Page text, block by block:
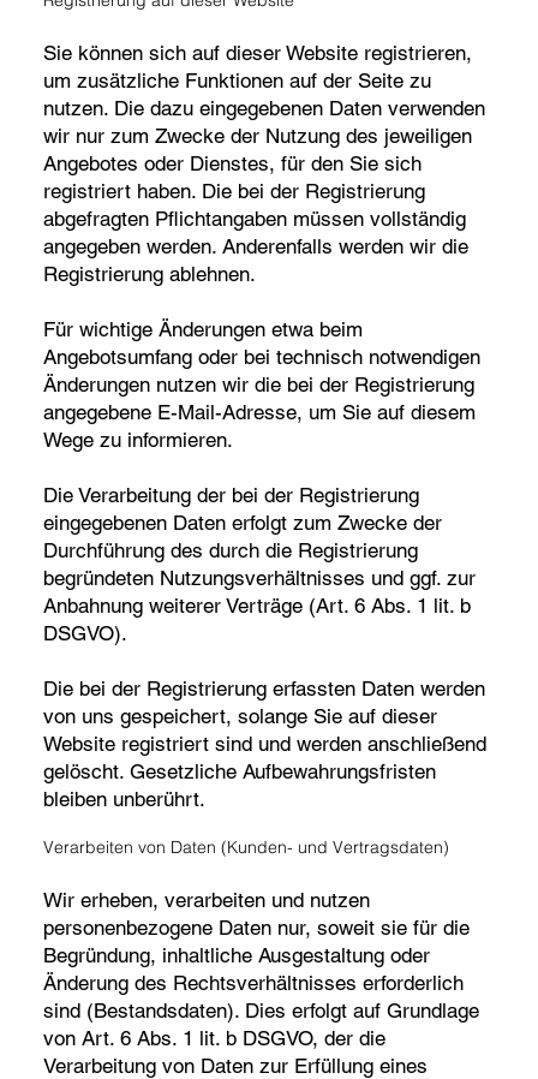
Sie können sich auf dieser Website registrieren,
um zusätzliche Funktionen auf der Seite zu
nutzen. Die dazu eingegebenen Daten verwenden
wir nur zum Zwecke der Nutzung des jeweiligen
Angebotes oder Dienstes, für den Sie sich
registriert haben. Die bei der Registrierung
abgefragten Pflichtangaben müssen vollständig
angegeben werden. Anderenfalls werden wir die
Registrierung ablehnen.
Für wichtige Änderungen etwa beim
Angebotsumfang oder bei technisch notwendigen
Änderungen nutzen wir die bei der Registrierung
angegebene E-Mail-Adresse, um Sie auf diesem
Wege zu informieren.
Die Verarbeitung der bei der Registrierung
eingegebenen Daten erfolgt zum Zwecke der
Durchführung des durch die Registrierung
begründeten Nutzungsverhältnisses und ggf. zur
Anbahnung weiterer Verträge (Art. 6 Abs. 1 lit. b
DSGVO).
Die bei der Registrierung erfassten Daten werden
von uns gespeichert, solange Sie auf dieser
Website registriert sind und werden anschließend
gelöscht. Gesetzliche Aufbewahrungsfristen
bleiben unberührt.
Verarbeiten von Daten (Kunden- und Vertragsdaten)
Wir erheben, verarbeiten und nutzen
personenbezogene Daten nur, soweit sie für die
Begründung, inhaltliche Ausgestaltung oder
Änderung des Rechtsverhältnisses erforderlich
sind (Bestandsdaten). Dies erfolgt auf Grundlage
von Art. 6 Abs. 1 lit. b DSGVO, der die
Verarbeitung von Daten zur Erfüllung eines